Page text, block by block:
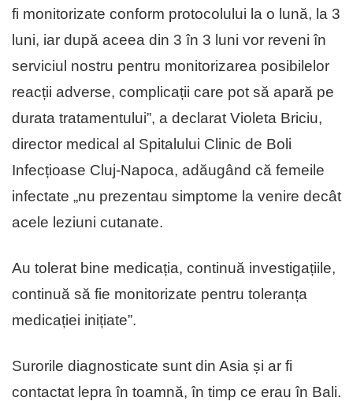
fi monitorizate conform protocolului la o lună, la 3
luni, iar după aceea din 3 în 3 luni vor reveni în
serviciul nostru pentru monitorizarea posibilelor
reacții adverse, complicații care pot să apară pe
durata tratamentului”, a declarat Violeta Briciu,
director medical al Spitalului Clinic de Boli
Infecțioase Cluj-Napoca, adăugând că femeile
infectate „nu prezentau simptome la venire decât
acele leziuni cutanate.
Au tolerat bine medicația, continuă investigațiile,
continuă să fie monitorizate pentru toleranța
medicației inițiate”.
Surorile diagnosticate sunt din Asia și ar fi
contactat lepra în toamnă, în timp ce erau în Bali.